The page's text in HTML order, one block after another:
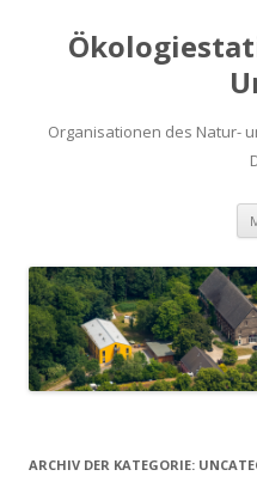
Organisationen des Natur-
ARCHIV DER KATEGORIE: